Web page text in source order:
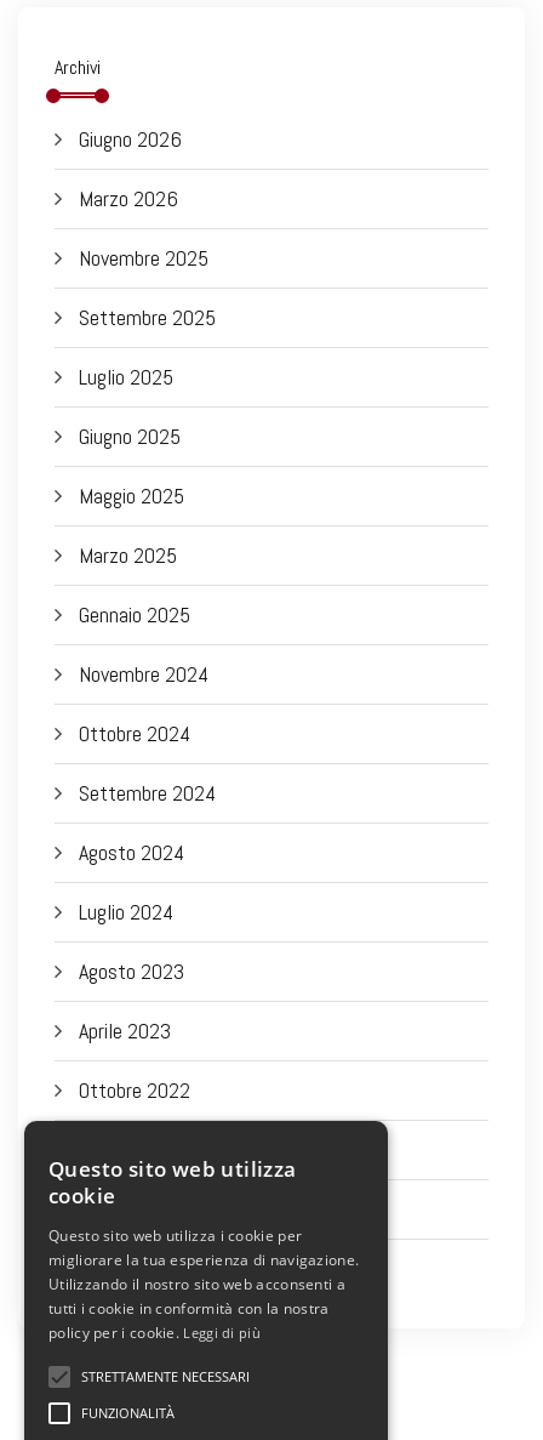
Archivi
Giugno 2026
Marzo 2026
Novembre 2025
Settembre 2025
Luglio 2025
Giugno 2025
Maggio 2025
Marzo 2025
Gennaio 2025
Novembre 2024
Ottobre 2024
Settembre 2024
Agosto 2024
Luglio 2024
Agosto 2023
Aprile 2023
Ottobre 2022
Agosto 2022
Luglio 2022
Questo sito web utilizza
cookie
Questo sito web utilizza i cookie per
migliorare la tua esperienza di navigazione.
Utilizzando il nostro sito web acconsenti a
tutti i cookie in conformità con la nostra
policy per i cookie. Leggi di più
STRETTAMENTE NECESSARI
FUNZIONALITÀ